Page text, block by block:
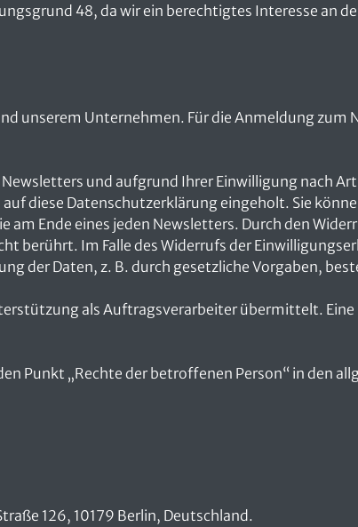
48, da wir ein berechtigtes Interesse an
unserem Unternehmen. Für die Anmeldung zum
und aufgrund Ihrer Einwilligung nach Art.
diese Datenschutzerklärung eingeholt. Sie
Ende eines jeden Newsletters. Durch den
berührt. Im Falle des Widerrufs der
der Daten, z. B. durch gesetzliche Vorgaben,
als Auftragsverarbeiter übermittelt.
Punkt „Rechte der betroffenen Person“ in den
126, 10179 Berlin, Deutschland.